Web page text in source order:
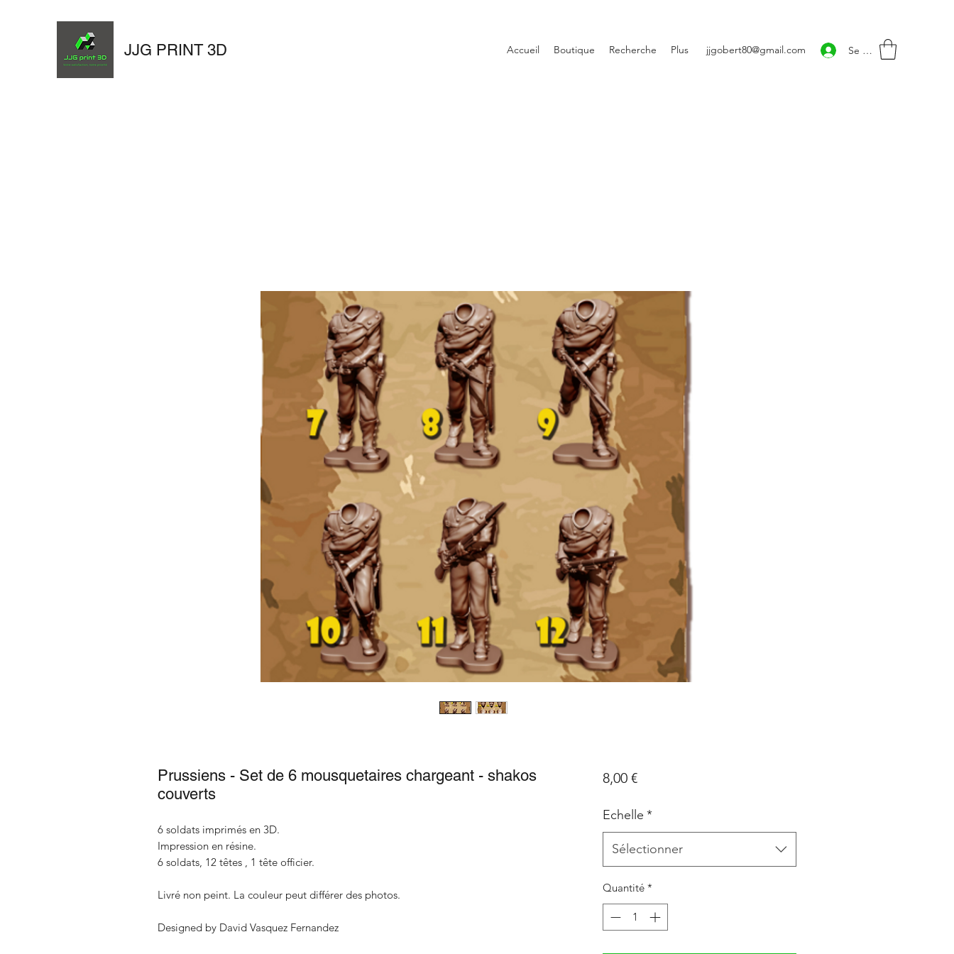
JJG PRINT 3D Accueil Boutique Recherche Plus jjgobert80@gmail.com Se connecter
Prussiens - Set de 6 mousquetaires chargeant - shakos
couverts
6 soldats imprimés en 3D.
Impression en résine.
6 soldats, 12 têtes , 1 tête officier.
Livré non peint. La couleur peut différer des photos.
Designed by David Vasquez Fernandez
8,00 €Prix
Echelle *
Sélectionner
Quantité *